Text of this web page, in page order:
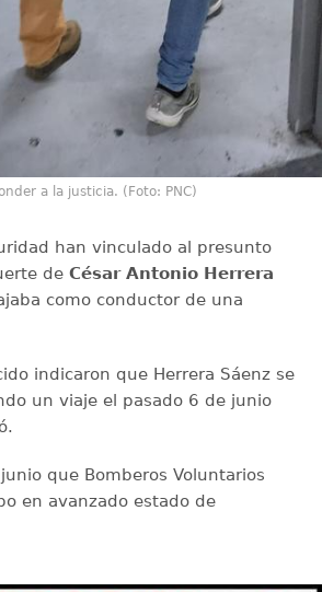
a la justicia. (Foto: PNC)
han vinculado al presunto
de César Antonio Herrera
como conductor de una
indicaron que Herrera Sáenz se
un viaje el pasado 6 de junio
que Bomberos Voluntarios
en avanzado estado de